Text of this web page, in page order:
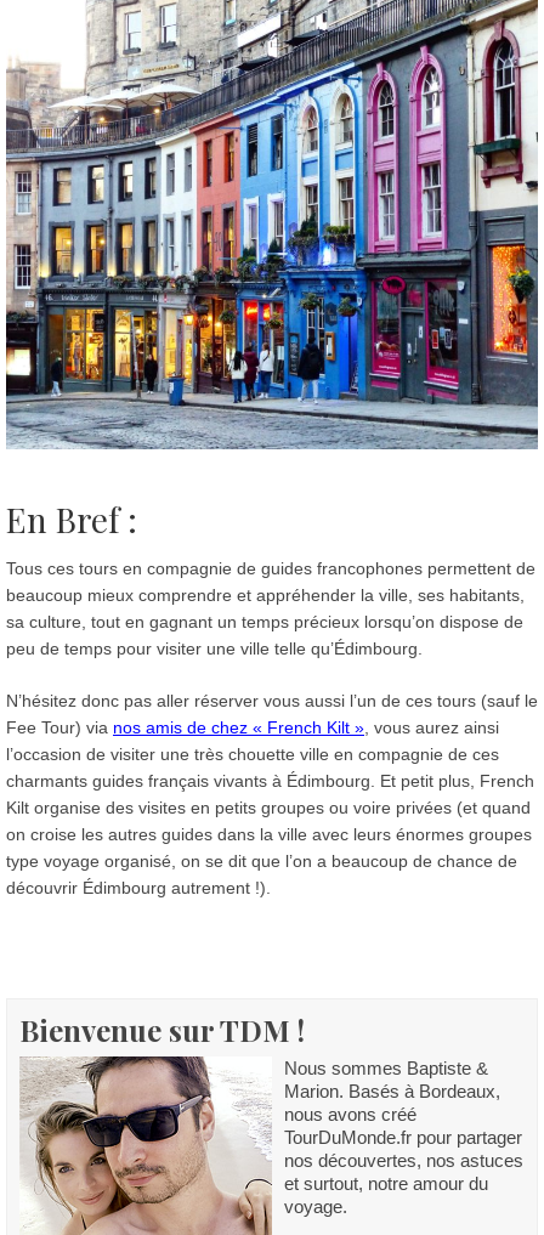
En Bref :
Tous ces tours en compagnie de guides francophones permettent de
beaucoup mieux comprendre et appréhender la ville, ses habitants,
sa culture, tout en gagnant un temps précieux lorsqu’on dispose de
peu de temps pour visiter une ville telle qu’Édimbourg.
N’hésitez donc pas aller réserver vous aussi l’un de ces tours (sauf le
Fee Tour) via nos amis de chez « French Kilt » , vous aurez ainsi
l’occasion de visiter une très chouette ville en compagnie de ces
charmants guides français vivants à Édimbourg. Et petit plus, French
Kilt organise des visites en petits groupes ou voire privées (et quand
on croise les autres guides dans la ville avec leurs énormes groupes
type voyage organisé, on se dit que l’on a beaucoup de chance de
découvrir Édimbourg autrement !).
Bienvenue sur TDM !
Nous sommes Baptiste &
Marion. Basés à Bordeaux,
nous avons créé
TourDuMonde.fr pour partager
nos découvertes, nos astuces
et surtout, notre amour du
voyage.